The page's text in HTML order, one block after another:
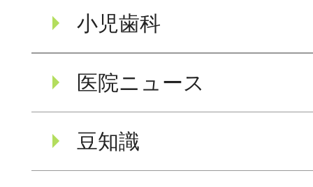
小児歯科
医院ニュース
豆知識